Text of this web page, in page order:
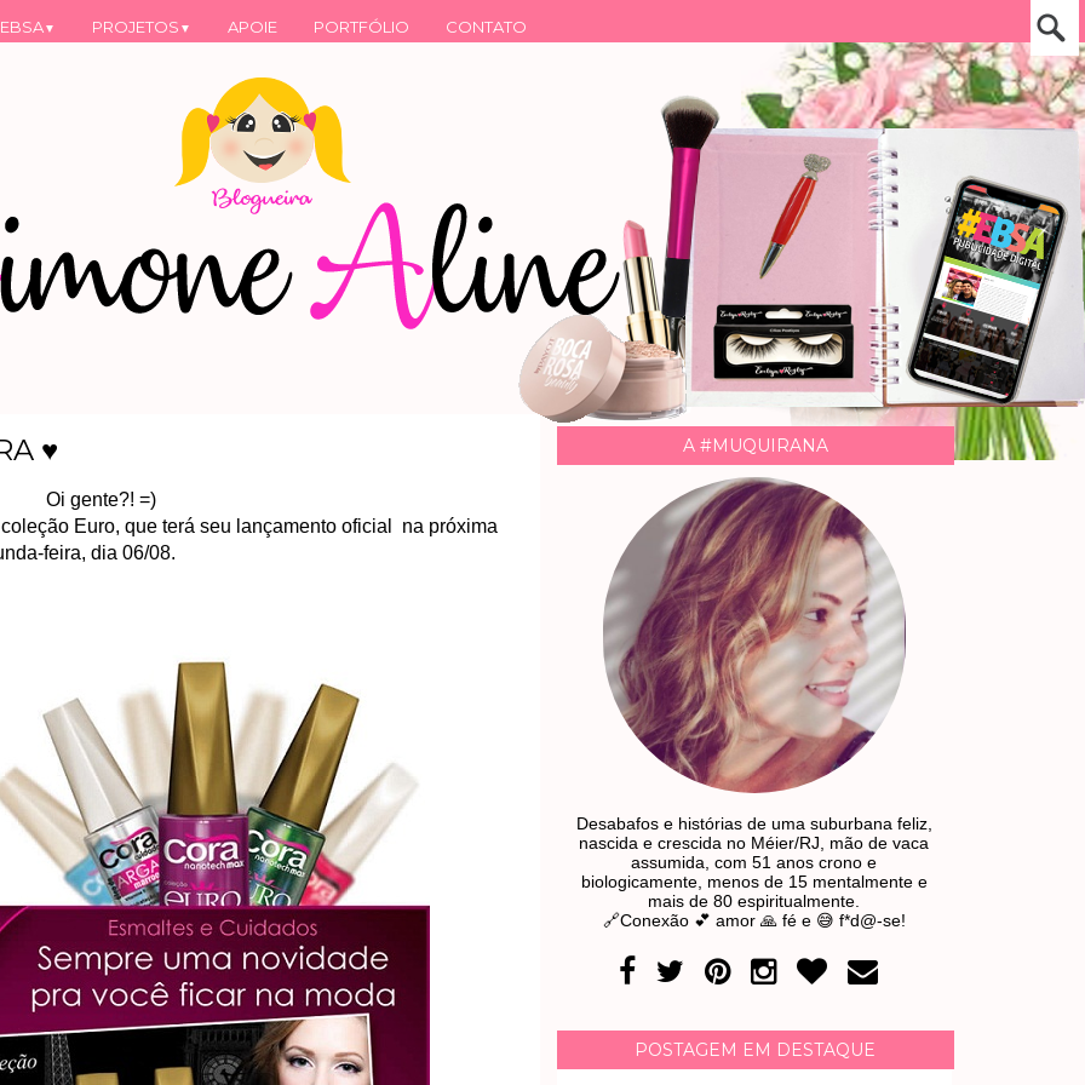
▼ PROJETOS ▼ APOIE PORTFÓLIO CONTATO
♥
Oi gente?! =)
Euro, que terá seu lançamento oficial na próxima
feira, dia 06/08.
A #MUQUIRANA
Desabafos e histórias de uma suburbana feliz,
nascida e crescida no Méier/RJ, mão de vaca
assumida, com 51 anos crono e
biologicamente, menos de 15 mentalmente e
mais de 80 espiritualmente.
🔗Conexão 💕 amor 🙏 fé e 😅 f*d@-se!
POSTAGEM EM DESTAQUE